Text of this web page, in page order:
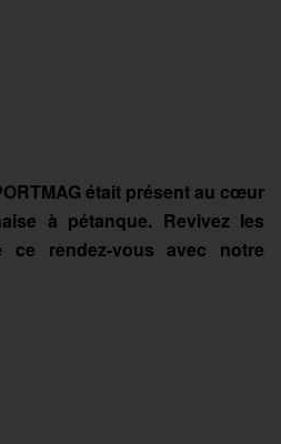
était présent au cœur
à pétanque. Revivez les
ce rendez-vous avec notre